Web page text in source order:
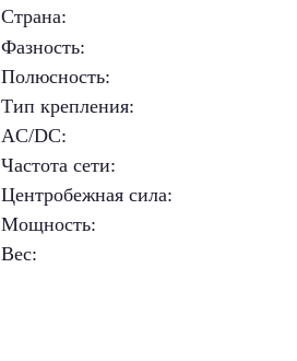
Страна:
Фазность:
Полюсность:
Тип крепления:
AC/DC:
Частота сети:
Центробежная сила:
Мощность:
Вес: